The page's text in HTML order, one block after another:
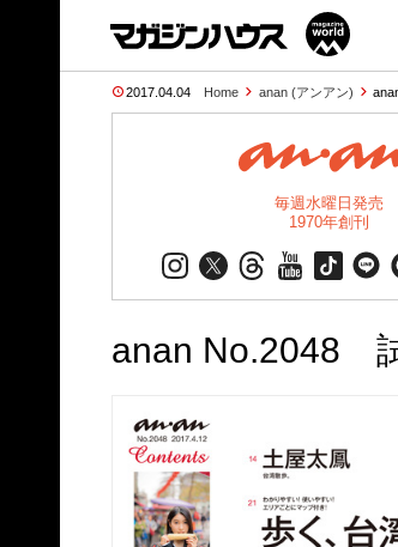
2017.04.04 Home anan (アンアン)
毎週水曜日発売
1970年創刊
anan No.2048